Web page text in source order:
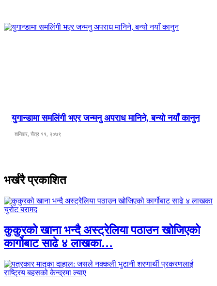
युगान्डामा समलिंगी भएर जन्मनु अपराध मानिने, बन्यो नयाँ कानुन
शनिवार, चैत्र ११, २०७९
भर्खरै प्रकाशित
कुकुरको खाना भन्दै अस्ट्रेलिया पठाउन खोजिएको
कार्गोबाट साढे ४ लाखका…